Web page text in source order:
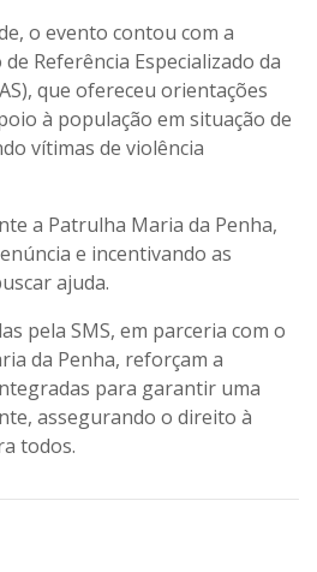
o evento contou com a
Referência Especializado da
que ofereceu orientações
à população em situação de
vítimas de violência
a Patrulha Maria da Penha,
e incentivando as
ajuda.
pela SMS, em parceria com o
da Penha, reforçam a
para garantir uma
assegurando o direito à
todos.